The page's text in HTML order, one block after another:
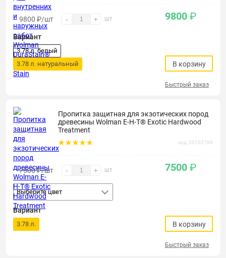
9800 ₽/шт - + шт
Вариант
3.78 л. белый
3.78 л. натуральный
9800 ₽
В корзину
Быстрый заказ
Пропитка защитная для экзотических пород
древесины Wolman E-H-T® Exotic Hardwood
Treatment
код: 20102769
7500₽/шт - + шт
Выберите цвет
Вариант
3.78 л.
7500 ₽
В корзину
Быстрый заказ